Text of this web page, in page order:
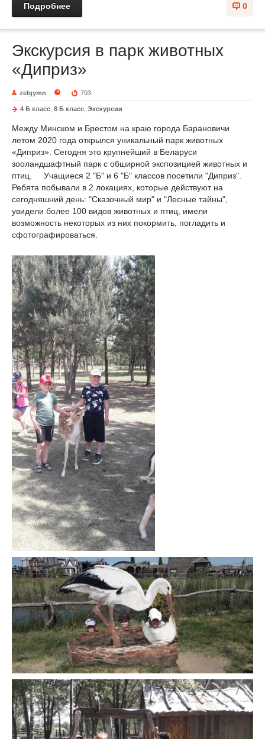
0
Подробнее
Экскурсия в парк животных
«Диприз»
zelgymn 793
4 Б класс 8 Б класс Экскурсии
Между Минском и Брестом на краю города Барановичи
летом 2020 года открылся уникальный парк животных
«Диприз». Сегодня это крупнейший в Беларуси
зооландшафтный парк с обширной экспозицией животных и
птиц. Учащиеся 2 "Б" и 6 "Б" классов посетили "Диприз".
Ребята побывали в 2 локациях, которые действуют на
сегодняшний день: "Сказочный мир" и "Лесные тайны",
увидели более 100 видов животных и птиц, имели
возможность некоторых из них покормить, погладить и
сфотографироваться.